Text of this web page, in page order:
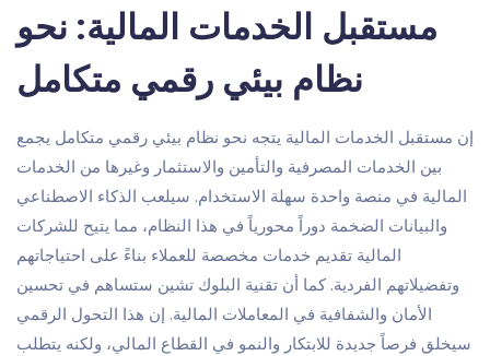
مستقبل الخدمات المالية: نحو
نظام بيئي رقمي متكامل
إن مستقبل الخدمات المالية يتجه نحو نظام بيئي رقمي متكامل يجمع
بين الخدمات المصرفية والتأمين والاستثمار وغيرها من الخدمات
المالية في منصة واحدة سهلة الاستخدام. سيلعب الذكاء الاصطناعي
والبيانات الضخمة دوراً محورياً في هذا النظام، مما يتيح للشركات
المالية تقديم خدمات مخصصة للعملاء بناءً على احتياجاتهم
وتفضيلاتهم الفردية. كما أن تقنية البلوك تشين ستساهم في تحسين
الأمان والشفافية في المعاملات المالية. إن هذا التحول الرقمي
سيخلق فرصاً جديدة للابتكار والنمو في القطاع المالي، ولكنه يتطلب